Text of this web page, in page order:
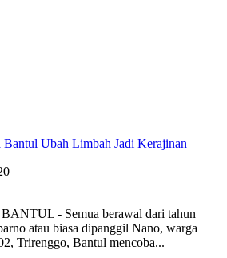
Ubah Limbah Jadi Kerajinan
- Semua berawal dari tahun
atau biasa dipanggil Nano, warga
Trirenggo, Bantul mencoba...